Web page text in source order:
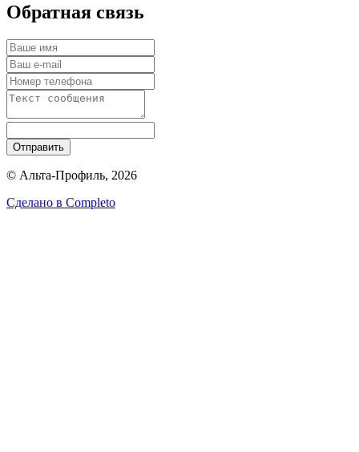
Обратная связь
Отправить
© Альта-Профиль, 2026
Сделано в Completo